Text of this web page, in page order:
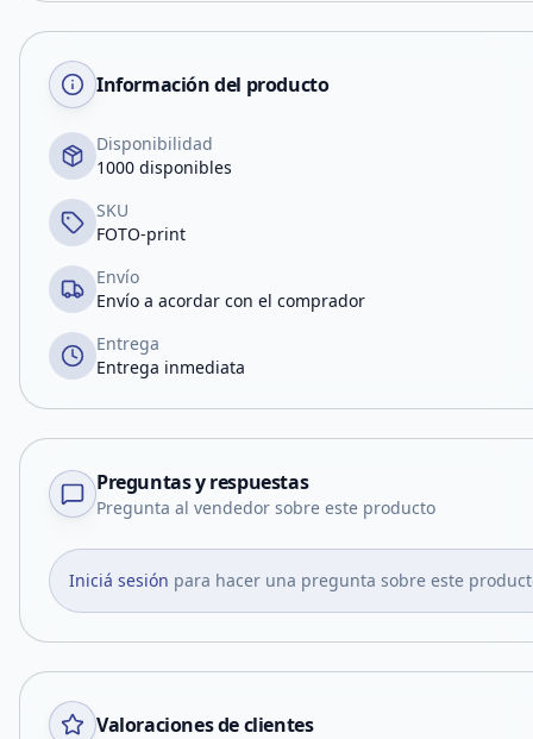
Información del producto
Disponibilidad
1000 disponibles
SKU
FOTO-print
Envío
Envío a acordar con el comprador
Entrega
Entrega inmediata
Preguntas y respuestas
Pregunta al vendedor sobre este producto
Iniciá sesión para hacer una pregunta sobre este
Valoraciones de clientes